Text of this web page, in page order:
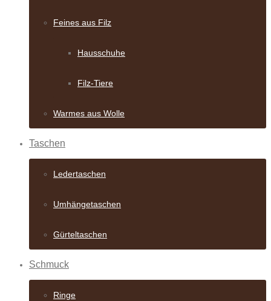
Feines aus Filz
Hausschuhe
Filz-Tiere
Warmes aus Wolle
Taschen
Ledertaschen
Umhängetaschen
Gürteltaschen
Schmuck
Ringe